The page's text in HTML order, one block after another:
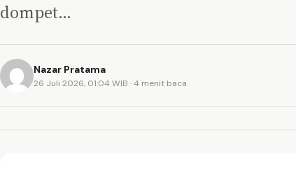
dompet…
Nazar Pratama
26 Juli 2026, 01:04 WIB · 4 menit baca